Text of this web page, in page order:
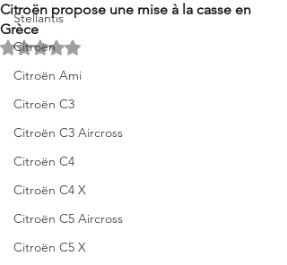
Stellantis
Citroën
Citroën Ami
Citroën C3
Citroën C3 Aircross
Citroën C4
Citroën C4 X
Citroën C5 Aircross
Citroën C5 X
Citroën propose une mise à la casse en
Grèce
Noté NaN étoiles sur 5.